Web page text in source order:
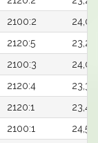
2100:2
24,0
2120:5
23,2
2100:3
24,0
2120:4
23,3
2120:1
23,4
2100:1
24,5